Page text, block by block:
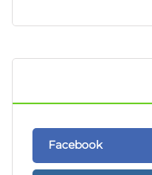
Facebook